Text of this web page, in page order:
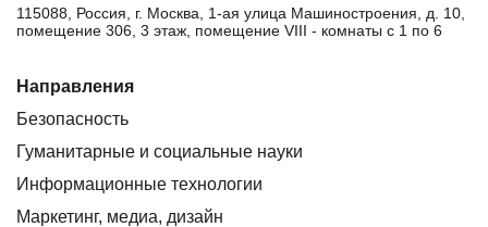
115088, Россия, г. Москва, 1-ая улица Машиностроения, д. 10,
помещение 306, 3 этаж, помещение VIII - комнаты с 1 по 6
Направления
Безопасность
Гуманитарные и социальные науки
Информационные технологии
Маркетинг, медиа, дизайн